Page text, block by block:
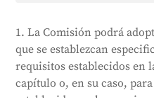
problemas de derechos
sistemas de IA cumplen
supone que cumplen los
hacen, deben demostrar
1. La Comisión podrá
que se establezcan
requisitos establecidos en
capítulo o, en su caso,